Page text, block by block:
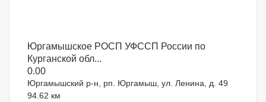
Юргамышское РОСП УФССП России по
Курганской обл...
0.00
Юргамышский р-н, рп. Юргамыш, ул. Ленина, д. 49
94.62 км